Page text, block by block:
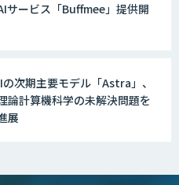
（データ分析・画像認識）
サービス「Buffmee」提供開
次期主要モデル「Astra」、
論計算機科学の未解決問題を
展